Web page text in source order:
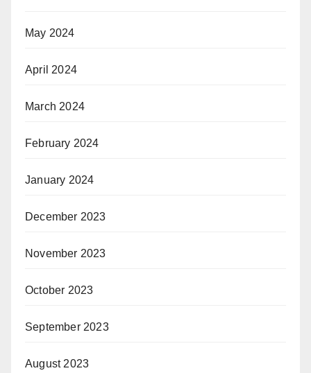
May 2024
April 2024
March 2024
February 2024
January 2024
December 2023
November 2023
October 2023
September 2023
August 2023